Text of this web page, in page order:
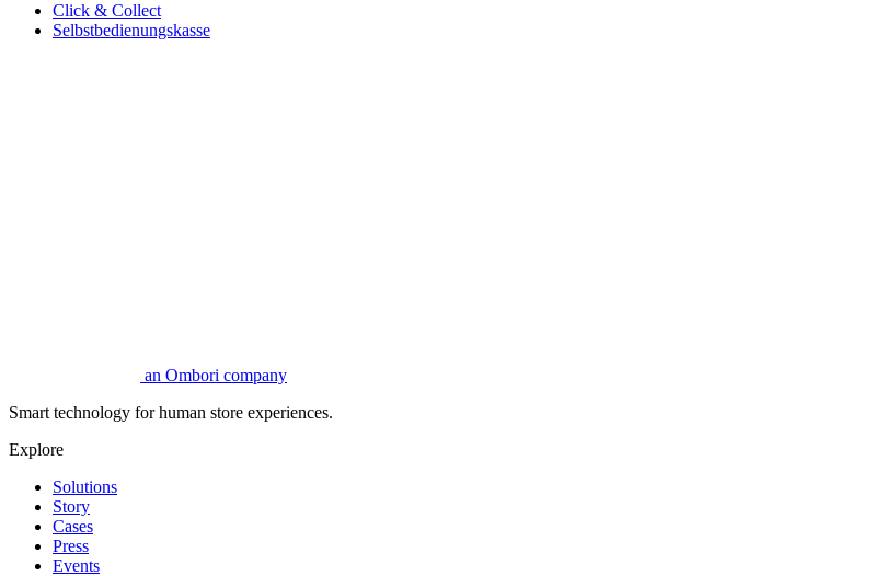
Click & Collect
Selbstbedienungskasse
an Ombori company
Smart technology for human store experiences.
Explore
Solutions
Story
Cases
Press
Events